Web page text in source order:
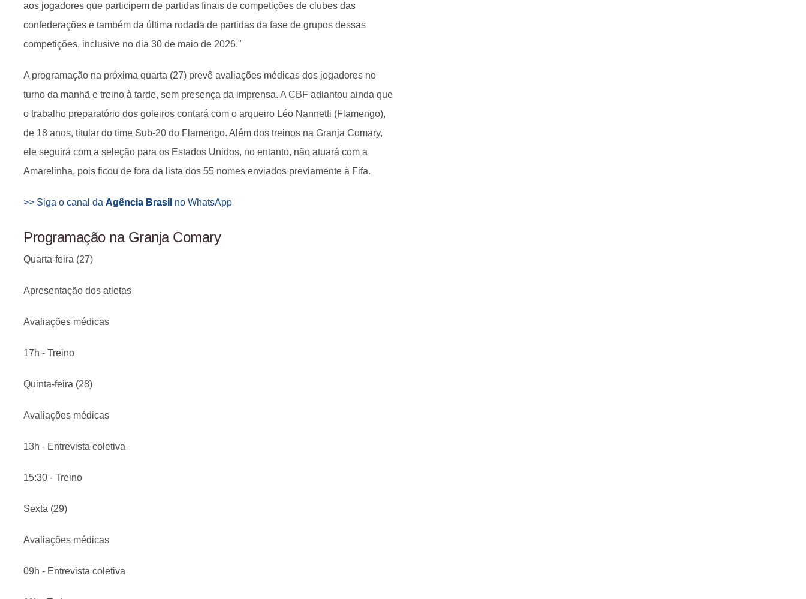
aos jogadores que participem de partidas finais de competições de clubes das
confederações e também da última rodada de partidas da fase de grupos dessas
competições, inclusive no dia 30 de maio de 2026."
A programação na próxima quarta (27) prevê avaliações médicas dos jogadores no
turno da manhã e treino à tarde, sem presença da imprensa. A CBF adiantou ainda que
o trabalho preparatório dos goleiros contará com o arqueiro Léo Nannetti (Flamengo),
de 18 anos, titular do time Sub-20 do Flamengo. Além dos treinos na Granja Comary,
ele seguirá com a seleção para os Estados Unidos, no entanto, não atuará com a
Amarelinha, pois ficou de fora da lista dos 55 nomes enviados previamente à Fifa.
>> Siga o canal da Agência Brasil no WhatsApp
Programação na Granja Comary
Quarta-feira (27)
Apresentação dos atletas
Avaliações médicas
17h - Treino
Quinta-feira (28)
Avaliações médicas
13h - Entrevista coletiva
15:30 - Treino
Sexta (29)
Avaliações médicas
09h - Entrevista coletiva